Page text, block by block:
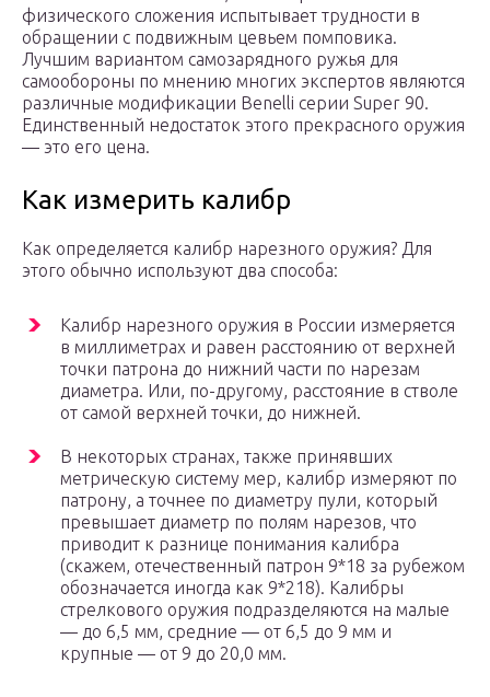
физического сложения испытывает трудности в
обращении с подвижным цевьем помповика.
Лучшим вариантом самозарядного ружья для
самообороны по мнению многих экспертов являются
различные модификации Benelli серии Super 90.
Единственный недостаток этого прекрасного оружия
— это его цена.
Как измерить калибр
Как определяется калибр нарезного оружия? Для
этого обычно используют два способа:
Калибр нарезного оружия в России измеряется
в миллиметрах и равен расстоянию от верхней
точки патрона до нижний части по нарезам
диаметра. Или, по-другому, расстояние в стволе
от самой верхней точки, до нижней.
В некоторых странах, также принявших
метрическую систему мер, калибр измеряют по
патрону, а точнее по диаметру пули, который
превышает диаметр по полям нарезов, что
приводит к разнице понимания калибра
(скажем, отечественный патрон 9*18 за рубежом
обозначается иногда как 9*218). Калибры
стрелкового оружия подразделяются на малые
— до 6,5 мм, средние — от 6,5 до 9 мм и
крупные — от 9 до 20,0 мм.